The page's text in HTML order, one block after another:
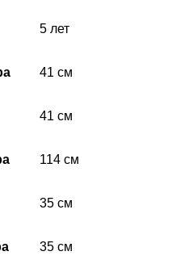
5 лет
41 см
41 см
114 см
35 см
35 см